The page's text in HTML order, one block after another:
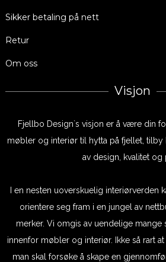
Sikker betaling på nett
Retur
Om oss
Visjon
Fjellbo Design`s visjon er å være din
møbler og interiør til hytta på fjellet,
av design, kvalitet og
I en nesten uoverskuelig interiørverden
orientere seg fram i en jungel av
merker. Vi omgis av uendelige
innenfor møbler og interiør. Ikke så rart
man skal forsøke å skape en